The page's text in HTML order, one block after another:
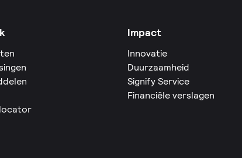
Impact
Innovatie
Duurzaamheid
Signify Service
Financiële verslagen